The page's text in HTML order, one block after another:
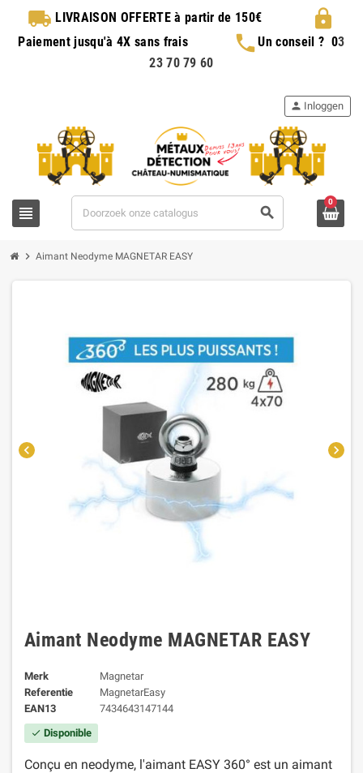
local_shipping LIVRAISON OFFERTEà partir de 150€ lock
Paiement jusqu'à 4X sans frais phoneUn conseil ? 03
23 70 79 60
view_headline search
person Inloggen
0
chevron_right Aimant Neodyme MAGNETAR EASY
chevron_left chevron_right
Aimant Neodyme MAGNETAR EASY
Merk
Magnetar
Referentie
MagnetarEasy
EAN13
7434643147144
check Disponible
Conçu en neodyme, l'aimant EASY 360° est un aimant